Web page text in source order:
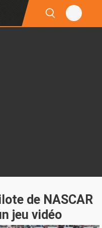
de NASCAR
jeu vidéo